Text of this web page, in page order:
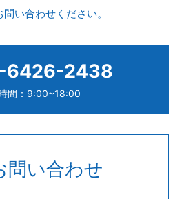
い合わせください。
6426-2438
間：9:00~18:00
問い合わせ